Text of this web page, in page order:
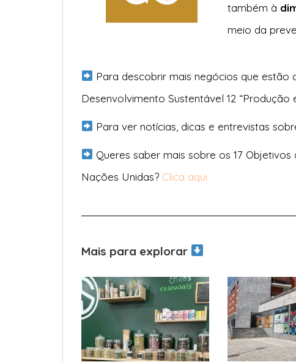
também à
meio da
Para descobrir mais negócios que estão
Desenvolvimento Sustentável 12 “Produção
Para ver notícias, dicas e entrevistas
Queres saber mais sobre os 17
Nações Unidas? Clica aqui
Mais para explorar